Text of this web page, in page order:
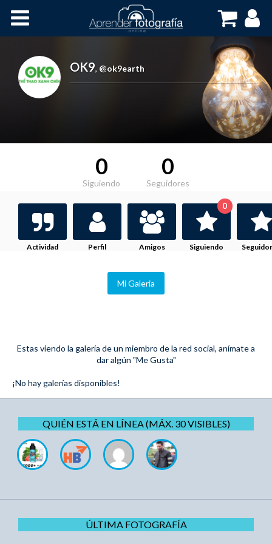
Cursos OnLine
OK9, @ok9earth
0
Siguiendo
0
Seguidores
Actividad Perfil Amigos Siguiendo
0
Mi Galeria
Estas viendo la galería de un miembro de la red social, anímate a
dar algún "Me Gusta"
¡No hay galerías disponibles!
QUIÉN ESTÁ EN LÍNEA (MÁX. 30 VISIBLES)
ÚLTIMA FOTOGRAFÍA